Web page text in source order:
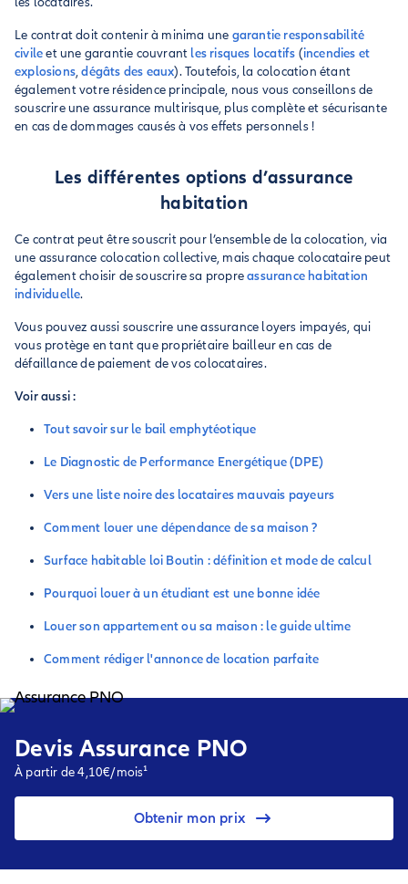
Le contrat doit contenir à minima une garantie responsabilité
civileet une garantie couvrant les risques locatifs (incendies et
explosions,dégâts des eaux). Toutefois, la colocation étant
également votre résidence principale, nous vous conseillons de
souscrire une assurance multirisque, plus complète et sécurisante
en cas de dommages causés à vos effets personnels !
Les différentes options d’assurance
habitation
Ce contrat peut être souscrit pour l’ensemble de la colocation, via
une assurance colocation collective, mais chaque colocataire peut
également choisir de souscrire sa propreassurance habitation
individuelle.
Vous pouvez aussi souscrire une assurance loyers impayés, qui
vous protège en tant que propriétaire bailleur en cas de
défaillance de paiement de vos colocataires.
Voir aussi :
Tout savoir sur le bail emphytéotique
Le Diagnostic de Performance Energétique (DPE)
Vers une liste noire des locataires mauvais payeurs
Comment louer une dépendance de sa maison ?
Surface habitable loi Boutin : définition et mode de calcul
Pourquoi louer à un étudiant est une bonne idée
Louer son appartement ou sa maison : le guide ultime
Comment rédiger l'annonce de location parfaite
Devis Assurance PNO
À partir de 4,10€/mois¹
Obtenir mon prix